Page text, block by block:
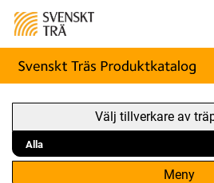
Välj tillverkare av
Meny